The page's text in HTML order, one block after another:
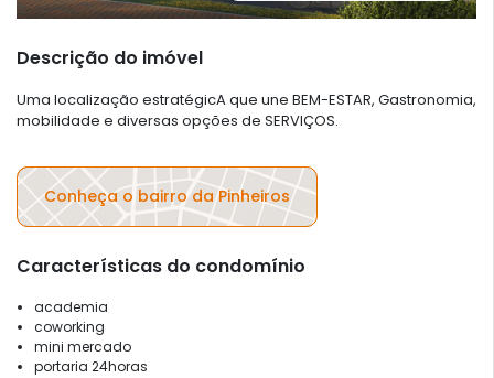
Descrição do imóvel
Uma localização estratégicA que une BEM-ESTAR, Gastronomia,
mobilidade e diversas opções de SERVIÇOS.
Conheça o bairro da Pinheiros
Características do condomínio
academia
coworking
mini mercado
portaria 24horas